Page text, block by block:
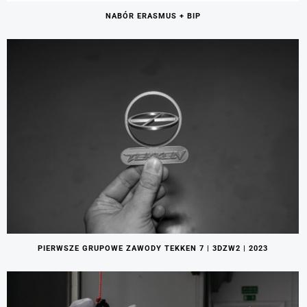
NABÓR ERASMUS + BIP
PIERWSZE GRUPOWE ZAWODY TEKKEN 7 | 3DZW2 | 2023